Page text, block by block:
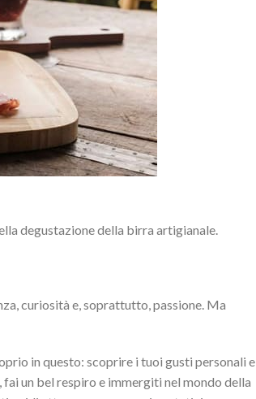
degustazione della birra artigianale.
curiosità e, soprattutto, passione. Ma
in questo: scoprire i tuoi gusti personali e
un bel respiro e immergiti nel mondo della